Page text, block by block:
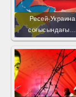
Ресей-Украина
соғысындағы…